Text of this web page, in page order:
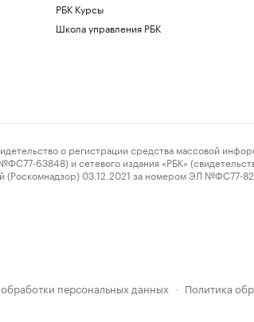
РБК Курсы
Школа управления РБК
о регистрации средства массовой
63848) и сетевого издания «РБК»
(Роскомнадзор) 03.12.2021 за номером ЭЛ №ФС77-
персональных данных · Политика